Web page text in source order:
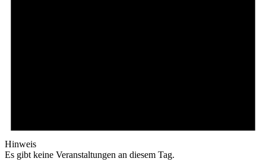
Hinweis
Es gibt keine Veranstaltungen an diesem Tag.